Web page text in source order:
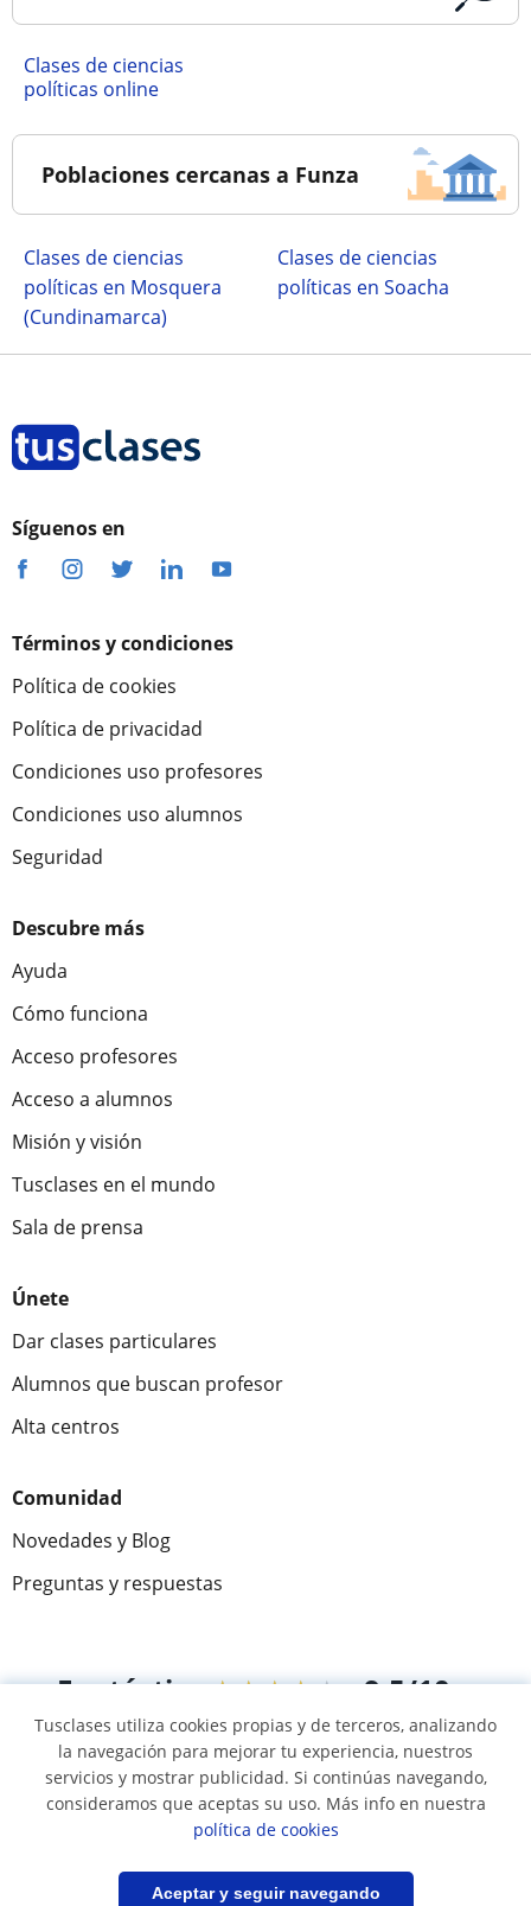
Guardar búsqueda
Clases de ciencias
políticas online
Poblaciones cercanas a Funza
Clases de ciencias
políticas en Mosquera
(Cundinamarca)
Clases de ciencias
políticas en Soacha
Síguenos en
Términos y condiciones
Política de cookies
Política de privacidad
Condiciones uso profesores
Condiciones uso alumnos
Seguridad
Descubre más
Ayuda
Cómo funciona
Acceso profesores
Acceso a alumnos
Misión y visión
Tusclases en el mundo
Sala de prensa
Únete
Dar clases particulares
Alumnos que buscan profesor
Alta centros
Comunidad
Novedades y Blog
Preguntas y respuestas
Fantástica★★★★★ 9,5/10
305915 opiniones de alumnos
© 2007 - 2026 Tusclases.co
Mapa web:Profesores particulares
Tusclases utiliza cookies propias y de terceros, analizando
la navegación para mejorar tu experiencia, nuestros
servicios y mostrar publicidad. Si continúas navegando,
consideramos que aceptas su uso. Más info en nuestra
política de cookies
Aceptar y seguir navegando